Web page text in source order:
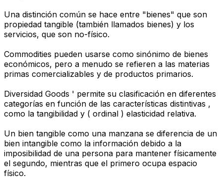
Una distinción común se hace entre "bienes" que son
propiedad tangible (también llamados bienes) y los
servicios, que son no-físico.
Commodities pueden usarse como sinónimo de bienes
económicos, pero a menudo se refieren a las materias
primas comercializables y de productos primarios.
Diversidad Goods ' permite su clasificación en diferentes
categorías en función de las características distintivas ,
como la tangibilidad y ( ordinal ) elasticidad relativa.
Un bien tangible como una manzana se diferencia de un
bien intangible como la información debido a la
imposibilidad de una persona para mantener físicamente
el segundo, mientras que el primero ocupa espacio
físico.